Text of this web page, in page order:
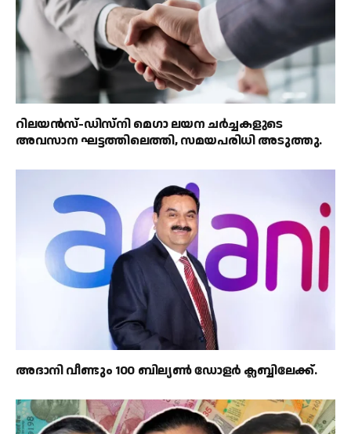
റിലയൻസ്-ഡിസ്‌നി മെഗാ ലയന ചർച്ചകളുടെ
അവസാന ഘട്ടത്തിലെത്തി, സമയപരിധി അടുത്തു.
അദാനി വീണ്ടും 100 ബില്യൺ ഡോളർ ക്ലബ്ബിലേക്ക്.